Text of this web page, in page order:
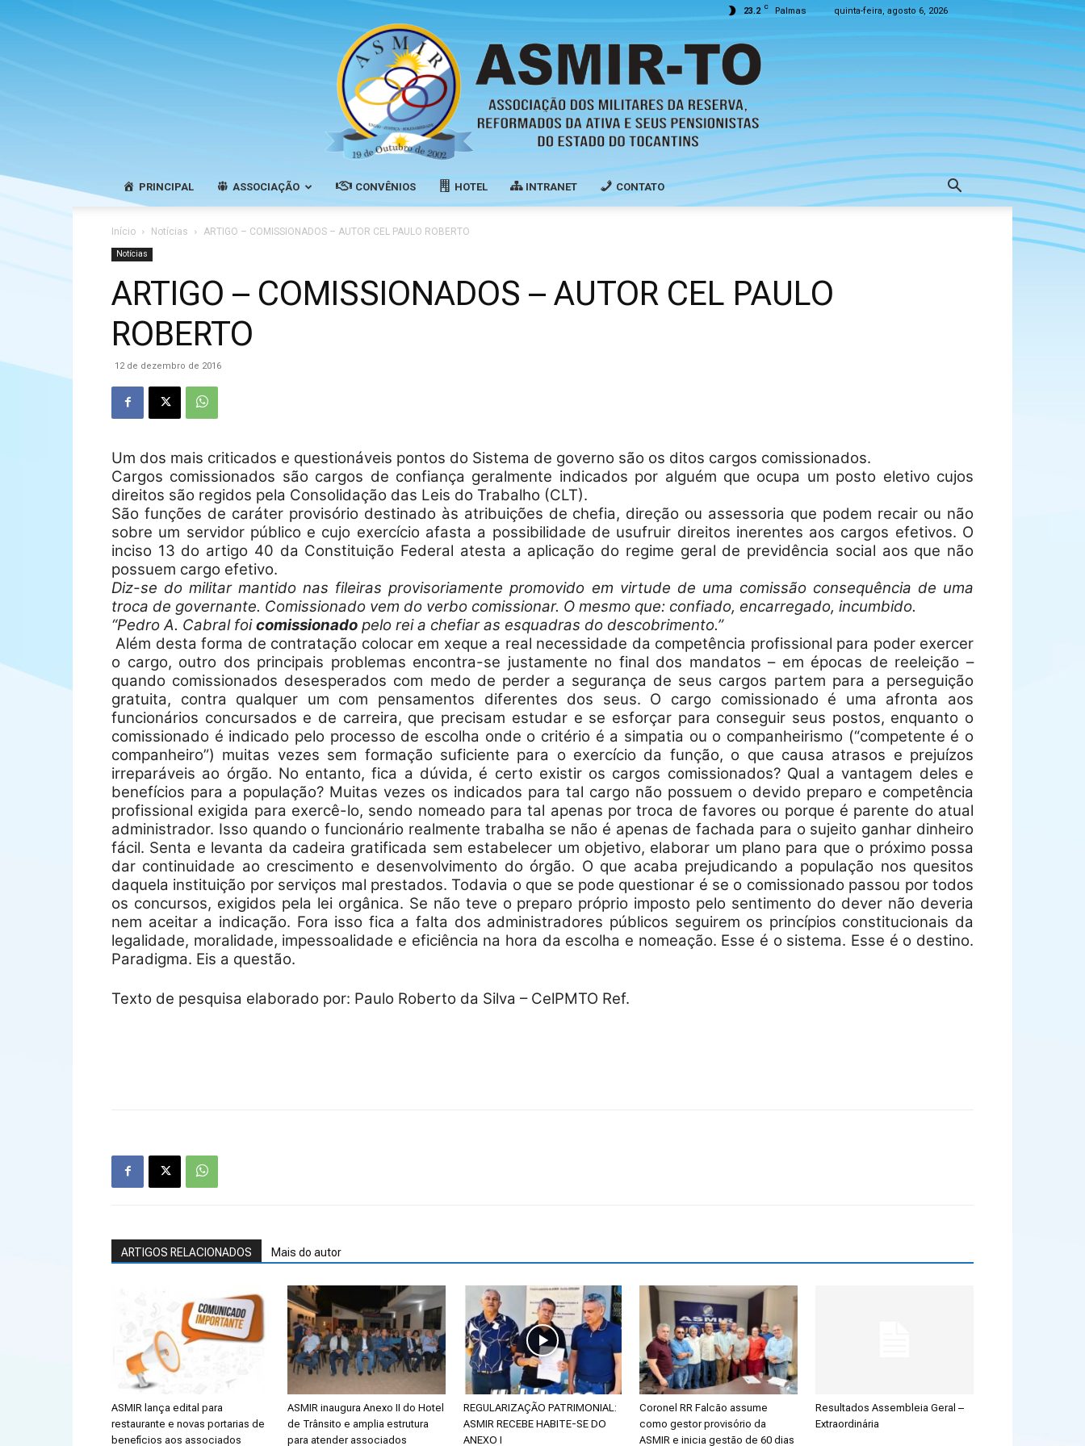
23.2 C Palmas quinta-feira, agosto 6, 2026
da
Reserva,
Reformados
e
do
Tocantins
PRINCIPAL ASSOCIAÇÃO CONVÊNIOS HOTEL INTRANET CONTATO
Início Notícias ARTIGO – COMISSIONADOS – AUTOR CEL PAULO ROBERTO
Notícias
ARTIGO – COMISSIONADOS – AUTOR CEL PAULO
ROBERTO
12 de dezembro de 2016
Um dos mais criticados e questionáveis pontos do Sistema de governo são os ditos cargos comissionados.
Cargos comissionados são cargos de confiança geralmente indicados por alguém que ocupa um posto eletivo cujos
direitos são regidos pela Consolidação das Leis do Trabalho (CLT).
São funções de caráter provisório destinado às atribuições de chefia, direção ou assessoria que podem recair ou não
sobre um servidor público e cujo exercício afasta a possibilidade de usufruir direitos inerentes aos cargos efetivos. O
inciso 13 do artigo 40 da Constituição Federal atesta a aplicação do regime geral de previdência social aos que não
possuem cargo efetivo.
Diz-se do militar mantido nas fileiras provisoriamente promovido em virtude de uma comissão consequência de uma
troca de governante. Comissionado vem do verbo comissionar. O mesmo que: confiado, encarregado, incumbido.
“Pedro A. Cabral foicomissionado pelo rei a chefiar as esquadras do descobrimento.”
Além desta forma de contratação colocar em xeque a real necessidade da competência profissional para poder exercer
o cargo, outro dos principais problemas encontra-se justamente no final dos mandatos – em épocas de reeleição –
quando comissionados desesperados com medo de perder a segurança de seus cargos partem para a perseguição
gratuita, contra qualquer um com pensamentos diferentes dos seus. O cargo comissionado é uma afronta aos
funcionários concursados e de carreira, que precisam estudar e se esforçar para conseguir seus postos, enquanto o
comissionado é indicado pelo processo de escolha onde o critério é a simpatia ou o companheirismo (“competente é o
companheiro”) muitas vezes sem formação suficiente para o exercício da função, o que causa atrasos e prejuízos
irreparáveis ao órgão. No entanto, fica a dúvida, é certo existir os cargos comissionados? Qual a vantagem deles e
benefícios para a população? Muitas vezes os indicados para tal cargo não possuem o devido preparo e competência
profissional exigida para exercê-lo, sendo nomeado para tal apenas por troca de favores ou porque é parente do atual
administrador. Isso quando o funcionário realmente trabalha se não é apenas de fachada para o sujeito ganhar dinheiro
fácil. Senta e levanta da cadeira gratificada sem estabelecer um objetivo, elaborar um plano para que o próximo possa
dar continuidade ao crescimento e desenvolvimento do órgão. O que acaba prejudicando a população nos quesitos
daquela instituição por serviços mal prestados. Todavia o que se pode questionar é se o comissionado passou por todos
os concursos, exigidos pela lei orgânica. Se não teve o preparo próprio imposto pelo sentimento do dever não deveria
nem aceitar a indicação. Fora isso fica a falta dos administradores públicos seguirem os princípios constitucionais da
legalidade, moralidade, impessoalidade e eficiência na hora da escolha e nomeação. Esse é o sistema. Esse é o destino.
Paradigma. Eis a questão.
Texto de pesquisa elaborado por: Paulo Roberto da Silva – CelPMTO Ref.
ARTIGOS RELACIONADOS Mais do autor
ASMIR lança edital para
restaurante e novas portarias de
benefícios aos associados
ASMIR inaugura Anexo II do Hotel
de Trânsito e amplia estrutura
para atender associados
REGULARIZAÇÃO PATRIMONIAL:
ASMIR RECEBE HABITE-SE DO
ANEXO I
Coronel RR Falcão assume
como gestor provisório da
ASMIR e inicia gestão de 60 dias
Resultados Assembleia Geral –
Extraordinária